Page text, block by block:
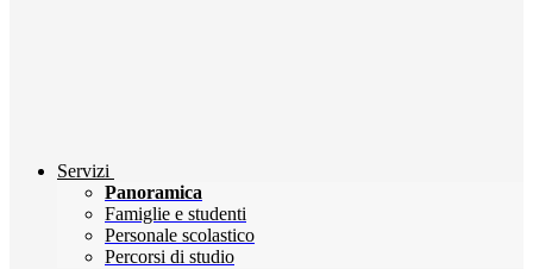
Servizi
Panoramica
Famiglie e studenti
Personale scolastico
Percorsi di studio